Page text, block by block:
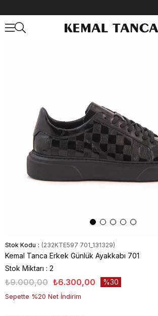
Stok Kodu (232KTE597 701_131329)
Kemal Tanca Erkek Günlük Ayakkabı 701
Stok Miktarı : 2
₺9.000,00 ₺6.300,00 30
Sepette %20 Net İndirim